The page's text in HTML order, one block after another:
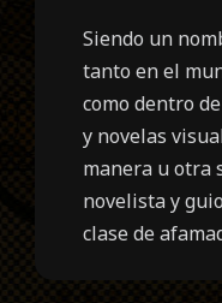
Siendo un
tanto en el
como dentro
y novelas
manera u otra
novelista y
clase de